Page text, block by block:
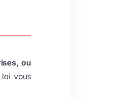
ou
vous